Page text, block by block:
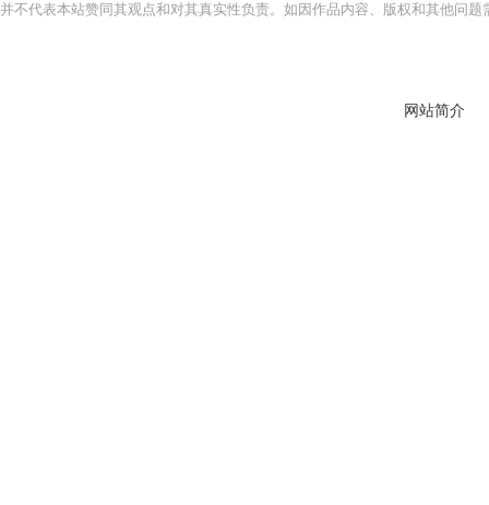
并不代表本站赞同其观点和对其真实性负责。如因作品内容、版权和其他问
网站简介